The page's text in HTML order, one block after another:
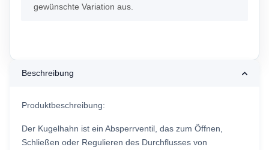
gewünschte Variation aus.
Beschreibung
Produktbeschreibung:
Der Kugelhahn ist ein Absperrventil, das zum Öffnen,
Schließen oder Regulieren des Durchflusses von